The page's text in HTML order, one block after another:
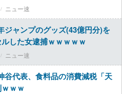
ニュー速
ジャンプのグッズ(43億円分)を
した女逮捕ｗｗｗｗｗ
ニュー速
谷代表、食料品の消費減税「天
ｗｗ